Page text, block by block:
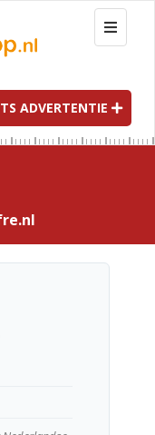
T
o
g
l
e
n
a
t
ADVERTENTIE